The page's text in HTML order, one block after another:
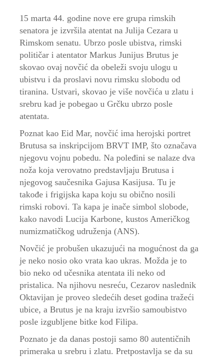
15 marta 44. godine nove ere grupa rimskih
senatora je izvršila atentat na Julija Cezara u
Rimskom senatu. Ubrzo posle ubistva, rimski
političar i atentator Markus Junijus Brutus je
skovao ovaj novčić da obeleži svoju ulogu u
ubistvu i da proslavi novu rimsku slobodu od
tiranina. Ustvari, skovao je više novčića u zlatu i
srebru kad je pobegao u Grčku ubrzo posle
atentata.
Poznat kao Eid Mar, novčić ima herojski portret
Brutusa sa inskripcijom BRVT IMP, što označava
njegovu vojnu pobedu. Na poleđini se nalaze dva
noža koja verovatno predstavljaju Brutusa i
njegovog saučesnika Gajusa Kasijusa. Tu je
takođe i frigijska kapa koju su obično nosili
rimski robovi. Ta kapa je inače simbol slobode,
kako navodi Lucija Karbone, kustos Američkog
numizmatičkog udruženja (ANS).
Novčić je probušen ukazujući na mogućnost da ga
je neko nosio oko vrata kao ukras. Možda je to
bio neko od učesnika atentata ili neko od
pristalica. Na njihovu nesreću, Cezarov naslednik
Oktavijan je proveo sledećih deset godina tražeći
ubice, a Brutus je na kraju izvršio samoubistvo
posle izgubljene bitke kod Filipa.
Poznato je da danas postoji samo 80 autentičnih
primeraka u srebru i zlatu. Pretpostavlja se da su